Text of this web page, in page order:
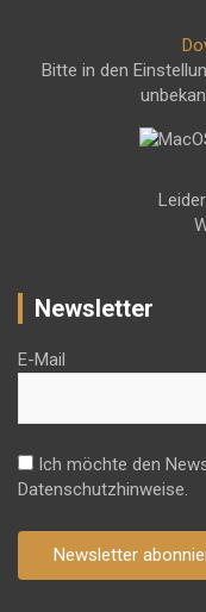
Bitte in den
Newsletter
E-Mail
Ich möchte den
Datenschutzhinweise.
Newsletter